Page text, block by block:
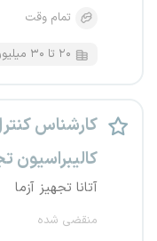
تمام وقت
۲۰ تا ۳۰ میلیون تومان
کارشناس
کالیبراسیون
آتانا تجهیز آزما
منقضی شده